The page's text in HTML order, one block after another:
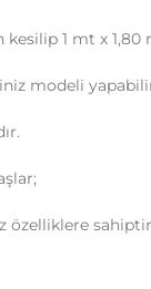
1 mt x
modeli
özelliklere